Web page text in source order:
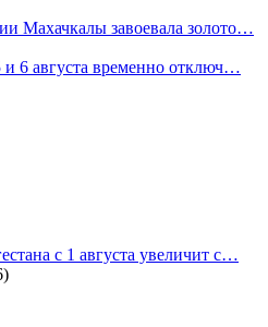
Махачкалы завоевала золото…
6 августа временно отключ…
с 1 августа увеличит с…